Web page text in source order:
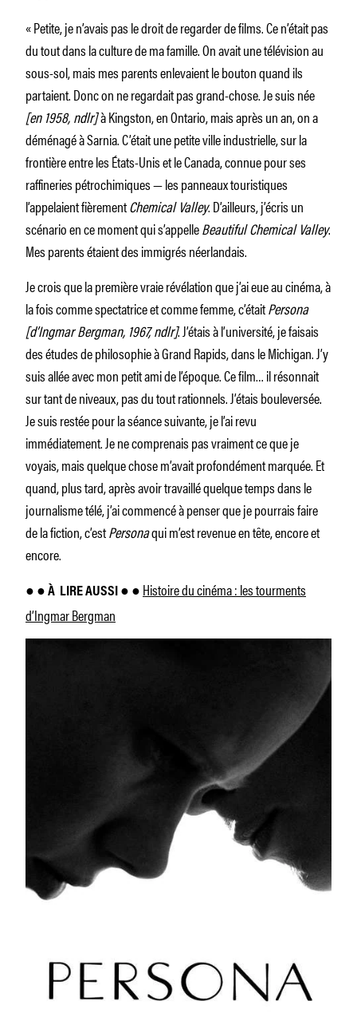
« Petite, je n’avais pas le droit de regarder de films. Ce n’était pas
du tout dans la culture de ma famille. On avait une télévision au
sous-sol, mais mes parents enlevaient le bouton quand ils
partaient. Donc on ne regardait pas grand-chose. Je suis née
[en 1958, ndlr]à Kingston, en Ontario, mais après un an, on a
déménagé à Sarnia. C’était une petite ville industrielle, sur la
frontière entre les États-Unis et le Canada, connue pour ses
raffineries pétrochimiques — les panneaux touristiques
l’appelaient fièrementChemical Valley. D’ailleurs, j’écris un
scénario en ce moment qui s’appelleBeautiful Chemical Valley.
Mes parents étaient des immigrés néerlandais.
Je crois que la première vraie révélation que j’ai eue au cinéma, à
la fois comme spectatrice et comme femme, c’étaitPersona
[d’Ingmar Bergman, 1967, ndlr]. J’étais à l’université, je faisais
des études de philosophie à Grand Rapids, dans le Michigan. J’y
suis allée avec mon petit ami de l’époque. Ce film… il résonnait
sur tant de niveaux, pas du tout rationnels. J’étais bouleversée.
Je suis restée pour la séance suivante, je l’ai revu
immédiatement. Je ne comprenais pas vraiment ce que je
voyais, mais quelque chose m’avait profondément marquée. Et
quand, plus tard, après avoir travaillé quelque temps dans le
journalisme télé, j’ai commencé à penser que je pourrais faire
de la fiction, c’estPersonaqui m’est revenue en tête, encore et
encore.
● ● À LIRE AUSSI ● ● Histoire du cinéma : les tourments
d’Ingmar Bergman